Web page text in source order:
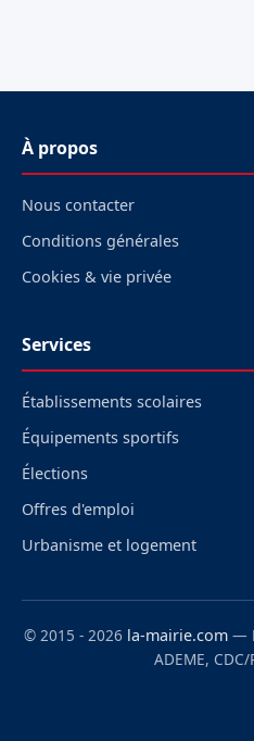
À propos
Nous contacter
Conditions générales
Cookies & vie privée
Services
Établissements scolaires
Équipements sportifs
Élections
Offres d'emploi
Urbanisme et logement
© 2015 - 2026 la-mairie.com —
ADEME, CDC/